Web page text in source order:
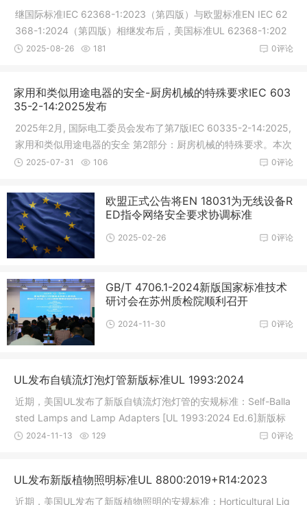
继国际标准IEC 62368-1:2023（第四版）与欧盟标准EN IEC 62
368-1:2024（第四版）相继发布后，美国标准UL 62368-1:202
5（第四版）于2025年7月31日正式发布，并于当日被美国国家标
0评论
2025-08-26 181
家用和类似用途电器的安全-厨房机械的特殊要求IEC 603
35-2-14:2025发布
2025年2月, 国际电工委员会发布了第7版IEC 60335-2-14:2025,
家用和类似用途电器的安全 第2部分：厨房机械的特殊要求。本次
新发布的第7版IEC 60335-2-14: 2025与上一版本对比, 有较多关
0评论
2025-07-31 106
欧盟正式公告将EN 18031为无线设备R
ED指令网络安全要求协调标准
0评论
2025-02-26
GB/T 4706.1-2024新版国家标准技术
研讨会在苏州质检院顺利召开
0评论
2024-11-30
UL发布自镇流灯泡灯管新版标准UL 1993:2024
近期，美国UL发布了新版自镇流灯泡灯管的安规标准：Self-Balla
sted Lamps and Lamp Adapters [UL 1993:2024 Ed.6]新版标
准增加几个重大技术变更, 具体如下:- 常用E12, E17, E26的screw
0评论
2024-11-13 129
UL发布新版植物照明标准UL 8800:2019+R14:2023
近期，美国UL发布了新版植物照明的安规标准：Horticultural Lig